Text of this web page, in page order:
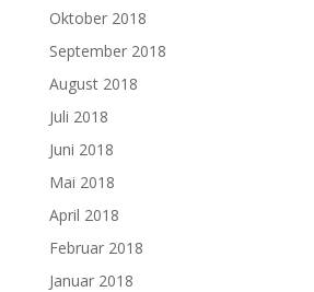
Oktober 2018
September 2018
August 2018
Juli 2018
Juni 2018
Mai 2018
April 2018
Februar 2018
Januar 2018